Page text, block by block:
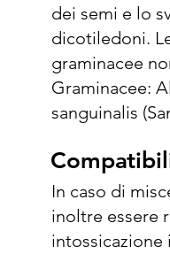
dei semi e lo
dicotiledoni.
graminacee
Graminacee:
sanguinalis
halepense
(Amaranto),
pastore),
comune),
In caso di
inoltre essere